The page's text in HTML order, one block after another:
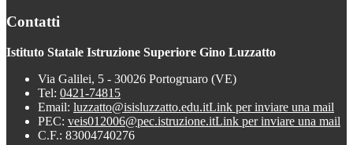
Contatti
Istituto Statale Istruzione Superiore Gino Luzzatto
Via Galilei, 5 - 30026 Portogruaro (VE)
Tel: 0421-74815
Email: luzzatto@isisluzzatto.edu.itLink per inviare una mail
PEC: veis012006@pec.istruzione.itLink per inviare una mail
C.F.: 83004740276